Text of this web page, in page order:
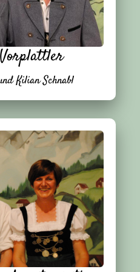
Kilian Schnabl